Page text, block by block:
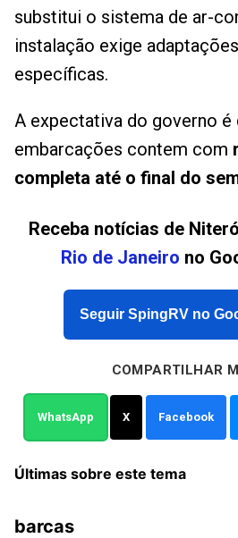
substitui o sistema de ar-
instalação exige
específicas.
A expectativa do governo é
embarcações contem com
completa até o final do
Receba notícias de
Rio de Janeiro no
Seguir SpingRV no
COMPARTILHAR
WhatsApp X Facebook
Últimas sobre este tema
barcas